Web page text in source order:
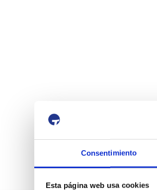
Consentimiento
Esta página web usa cookies